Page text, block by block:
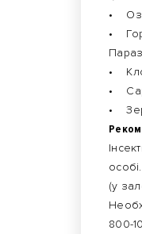
•
•
•
•
•
(у
800-